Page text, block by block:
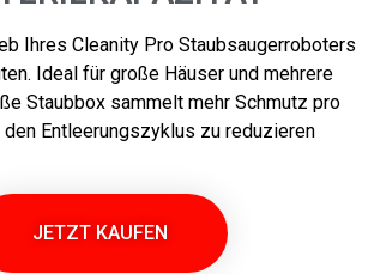
Ihres Cleanity Pro Staubsaugerroboters
Ideal für große Häuser und mehrere
Staubbox sammelt mehr Schmutz pro
den Entleerungszyklus zu reduzieren
JETZT KAUFEN